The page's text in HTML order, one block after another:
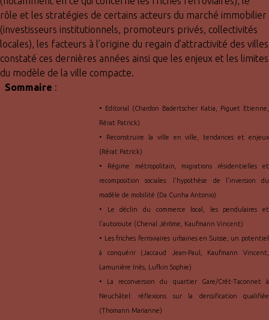
rôle et les stratégies de certains acteurs du marché immobilier
(investisseurs institutionnels, promoteurs privés, collectivités
locales), les facteurs à l’origine du regain d’attractivité des villes
constaté ces dernières années ainsi que les enjeux et les limites
du modèle de la ville compacte.
Sommaire :
• Editorial (Chardon Badertscher Katia, Piguet Etienne,
Rérat Patrick)
• Reconstruire la ville en ville, tendances et enjeux
(Rérat Patrick)
• Régime métropolitain, migrations résidentielles et
recomposition sociales: l'hypothèse de l'inversion du
modèle de mobilité (Da Cunha Antonio)
• Le déclin du commerce local, les pendulaires et
l'autoroute (Chenal Jérôme, Kaufmann Vincent)
• Les friches ferroviaires urbaines en Suisse, un potentiel
à conquérir (Jaccaud Jean-Paul, Kaufmann Vincent,
Lamunière Inès, Lufkin Sophie)
• La reconversion du quartier Gare/Crêt-Taconnet à
Neuchâtel: réflexions sur la densification qualifiée
(Thomann Marianne)